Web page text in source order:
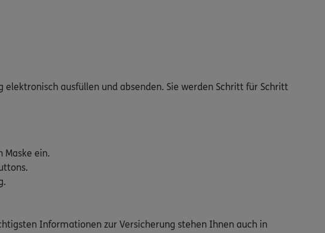
ausfüllen und absenden. Sie werden Schritt für Schritt
Maske ein.
Informationen zur Versicherung stehen Ihnen auch in